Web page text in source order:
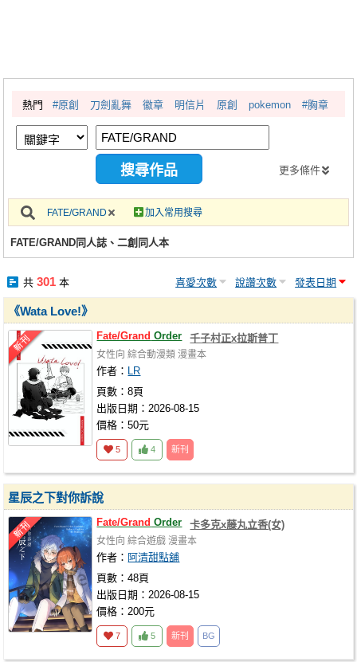
繪圖藝廊
交流中心
攤位轉讓區
會員中心
註冊會員
熱門 #原創 刀劍亂舞 徽章 明信片 原創 pokemon #胸章
更多條件
FATE/GRAND 加入常用搜尋
FATE/GRAND同人誌、二創同人本
共 301本 喜愛次數 說讚次數 發表日期
《Wata Love!》
Fate/Grand Order 千子村正x拉斯普丁
女性向 綜合動漫類 漫畫本
作者： LR
頁數：8頁
出版日期：2026-08-15
價格：50元
5 4 新刊
星辰之下對你訴說
Fate/Grand Order 卡多克x藤丸立香(女)
女性向 綜合遊戲 漫畫本
作者： 阿清甜點舖
頁數：48頁
出版日期：2026-08-15
價格：200元
7 5 新刊 BG